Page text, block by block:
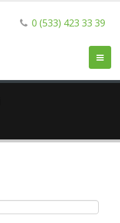
0 (533) 423 33 39